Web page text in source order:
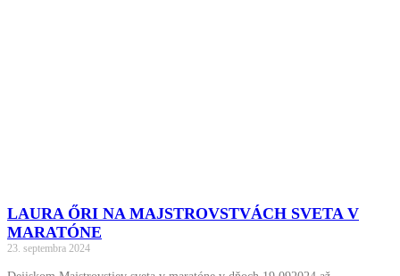
LAURA ŐRI NA MAJSTROVSTVÁCH SVETA V
MARATÓNE
23. septembra 2024